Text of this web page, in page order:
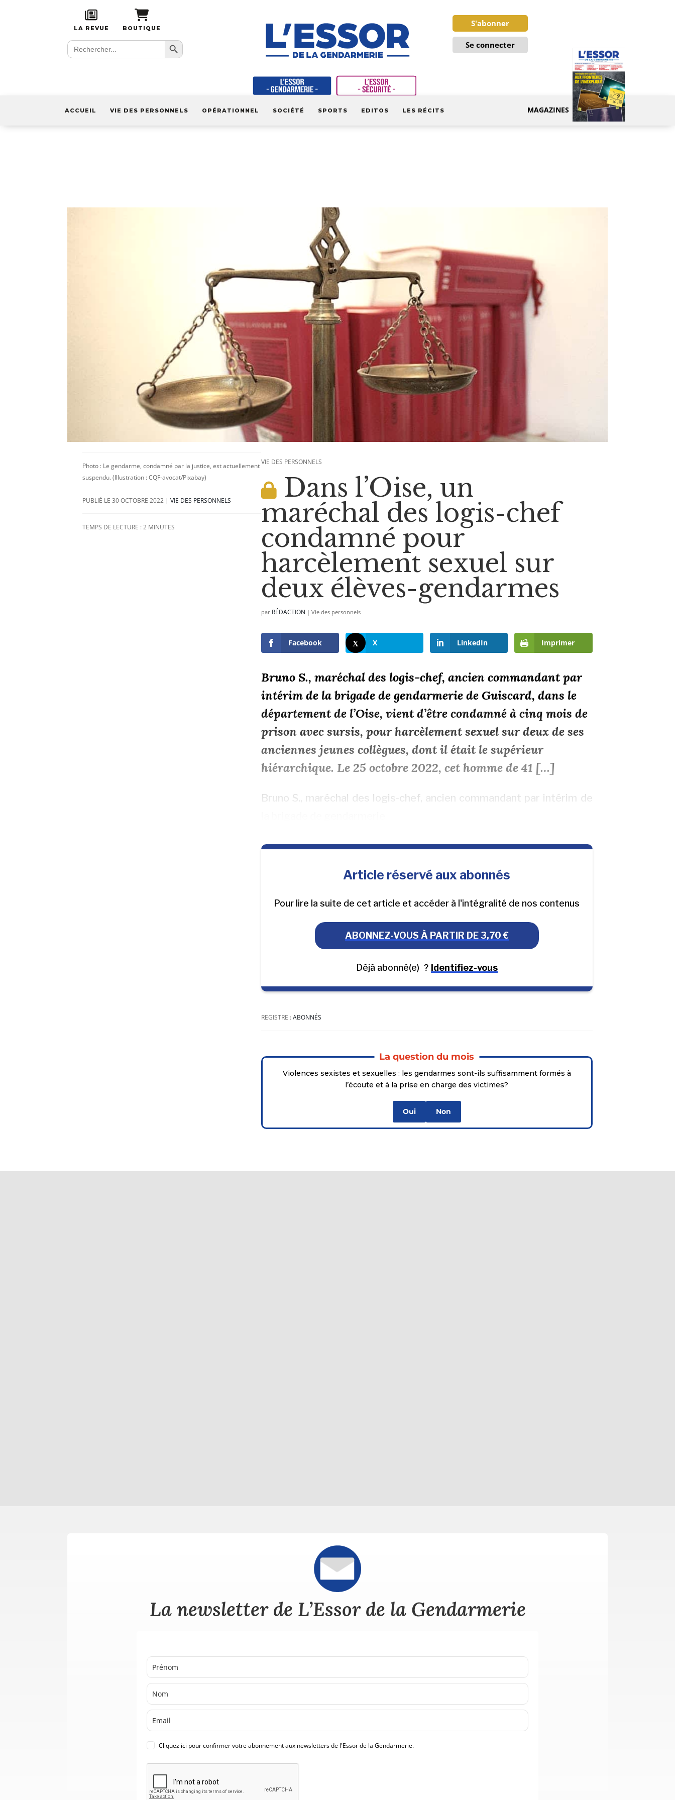
LA REVUE BOUTIQUE
Search
for:
Search Button
S'abonner
Se connecter
ACCUEIL VIE DES PERSONNELS OPÉRATIONNEL SOCIÉTÉ SPORTS EDITOS LES RÉCITS MAGAZINES
Photo : Le gendarme, condamné par la justice, est actuellement
suspendu. (Illustration : CQF-avocat/Pixabay)
30 OCTOBRE 2022 |VIE DES PERSONNELS
TEMPS DE LECTURE : 2 MINUTES
VIE DES PERSONNELS
Dans l’Oise, un
maréchal des logis-chef
condamné pour
harcèlement sexuel sur
deux élèves-gendarmes
par RÉDACTION | Vie des personnels
Facebook X LinkedIn Imprimer
Bruno S., maréchal des logis-chef, ancien commandant par
intérim de la brigade de gendarmerie de Guiscard, dans le
département de l’Oise, vient d’être condamné à cinq mois de
prison avec sursis, pour harcèlement sexuel sur deux de ses
anciennes jeunes collègues, dont il était le supérieur
hiérarchique. Le 25 octobre 2022, cet homme de 41 […]
Bruno S., maréchal des logis-chef, ancien commandant par intérim de
Article réservé aux abonnés
Pour lire la suite de cet article et accéder à l'intégralité de nos contenus
ABONNEZ-VOUS À PARTIR DE 3,70 €
Déjà abonné(e) ? Identifiez-vous
REGISTRE :ABONNÉS
La question du mois
Violences sexistes et sexuelles : les gendarmes sont-ils suffisamment formés à
l’écoute et à la prise en charge des victimes?
Oui Non
La newsletter de L’Essor de la Gendarmerie
Cliquez ici pour confirmer votre abonnement aux newsletters de l'Essor de la Gendarmerie.